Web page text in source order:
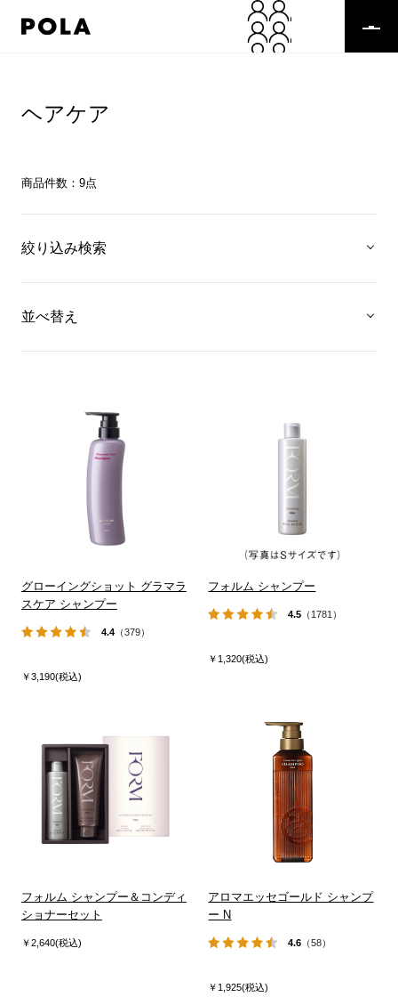
ヘアケア
商品件数： 9点
絞り込み検索
並べ替え
グローイングショット グラマラ
スケア シャンプー
4.4（379）
￥3,190(税込)
フォルム シャンプー
4.5 （1781）
￥1,320(税込)
フォルム シャンプー＆コンディ
ショナーセット
￥2,640(税込)
アロマエッセゴールド シャンプ
ー N
4.6 （58）
￥1,925(税込)